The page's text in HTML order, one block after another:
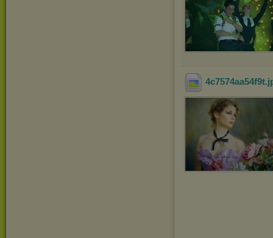
4c7574aa54f9t